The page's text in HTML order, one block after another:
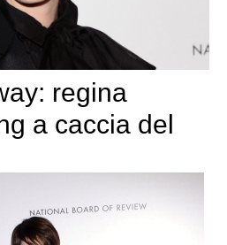
regina
a caccia del